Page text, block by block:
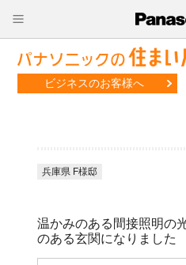
ビジネスのお客様へ
兵庫県 F様邸
温かみのある間接照明の
のある玄関になりました